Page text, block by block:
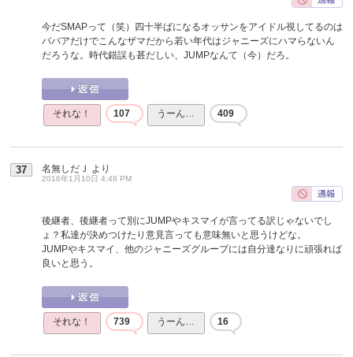
今だSMAPって（笑）四十半ばになるオッサンをアイドル視してるのは
ババアだけでこんなザマだから若い年代はジャニーズにハマらないん
だろうな。時代錯誤も甚だしい、JUMPなんて（今）だろ。
それな！ 107 うーん… 409
37 名無しだＪ より
2016年1月10日 4:48 PM
後継者、後継者って別にJUMPやキスマイが言ってる訳じゃないでし
ょ？私達が決めつけたり意見言っても意味無いと思うけどな。
JUMPやキスマイ、他のジャニーズグループには自分達なりに頑張れば
良いと思う。
それな！ 739 うーん… 16